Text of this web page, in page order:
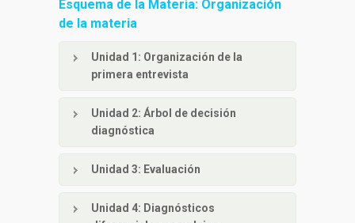
Esquema de la Materia: Organización
de la materia
Unidad 1 : Organización de la
primera entrevista
Unidad 2: Árbol de decisión
diagnóstica
Unidad 3: Evaluación
Unidad 4: Diagnósticos